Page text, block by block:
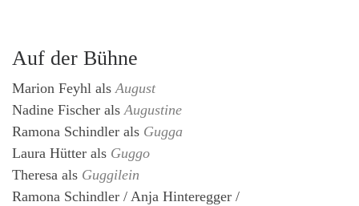
Auf der Bühne
Marion Feyhl alsAugust
Nadine Fischer alsAugustine
Ramona Schindler als Gugga
Laura Hütter als Guggo
Theresa als Guggilein
Ramona Schindler / Anja Hinteregger /